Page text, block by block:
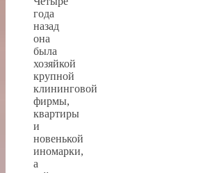
года
назад
она
была
хозяйкой
крупной
клининговой
фирмы,
квартиры
и
новенькой
иномарки,
а